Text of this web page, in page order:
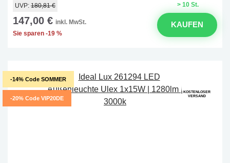
> 10 St.
UVP: 180,81 €
147,00 € inkl. MwSt.
Sie sparen -19 %
KAUFEN
-14% Code SOMMER
-20% Code VIP20DE
KOSTENLOSER
VERSAND